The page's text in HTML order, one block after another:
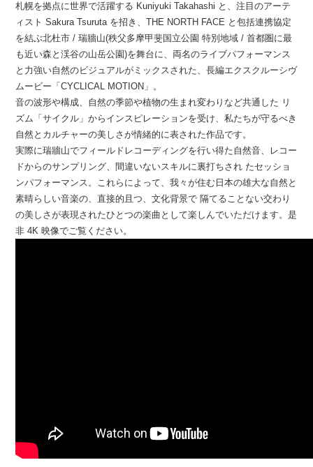
札幌を拠点に世界で活躍する Kuniyuki Takahashi と、注目のアーテ
ィスト Sakura Tsuruta を招き、THE NORTH FACE と包括連携協定
を結ぶ北杜市 / 瑞牆山(秩父多摩甲斐国立公園 特別地域 / 首都圏に最
も近い森と渓谷の山岳公園)を舞台に、両名のライブパフォーマンス
と力強い自然のビジュアルがミックスされた、長編エクスクルーシヴ
ムービー「CYCLICAL MOTION」。
音の波形や構成、自然の季節や植物の生まれ変わりなど共通した リ
ズム「サイクル」からインスピレーションを受け、私たちが守るべき
自然とカルチャーの美しさが情緒的に表された作品です。
実際に瑞牆山でフィールドレコーディングを行い得た自然音、レコー
ドからのサンプリング、間違いないスキルに裏打ちされ たセッショ
ンパフォーマンス。これらによって、我々が住む日本の雄大な自然と
素晴らしい音楽の、直接的且つ、文化背景で 隔てることない交わり
の美しさが表現されたひとつの楽曲として楽しんでいただけます。是
非 4K 映像でご覧ください。